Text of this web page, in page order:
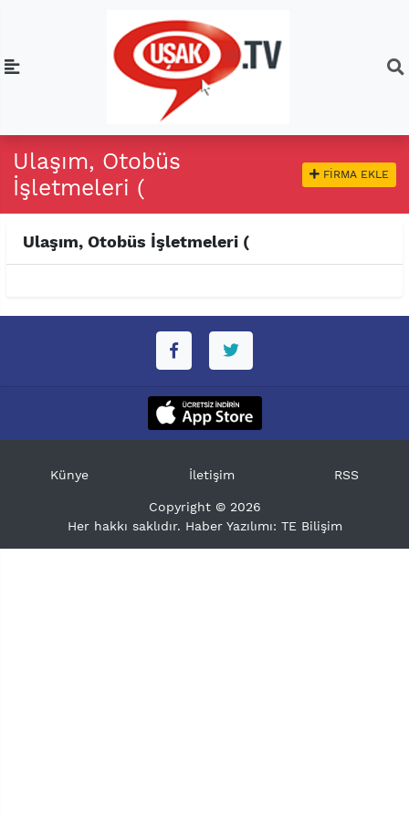
Ulaşım, Otobüs
İşletmeleri (
FIRMA EKLE
Ulaşım, Otobüs İşletmeleri (
Künye İletişim RSS
Copyright © 2026
Her hakkı saklıdır. Haber Yazılımı: TE Bilişim